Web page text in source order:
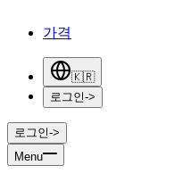
가격
🇰🇷
로그인->
로그인->
Menu